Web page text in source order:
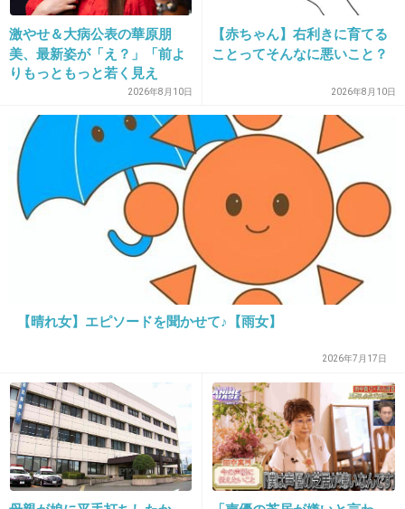
思うか）。おかげで、学年で団結していてイジ
メなんてなかった。そんな風にしてくれてたの
は、今までの先生の中で、その先生だけ。
個人の問題じゃなくて、クラスや同学年の問題
として考えてくれていました。
+27
タメ口というかオカマっぽい口調で話すのがイ
ラつきます。
オギママと違って本当に安っぽい口調でベタベ
激やせ＆大病公表の華原朋
美、最新姿が「え？」「前よ
りもっともっと若く見え
2026年8月10日
【赤ちゃん】右利きに育てる
ことってそんなに悪いこと？
2026年8月10日
【晴れ女】エピソードを聞かせて♪【雨女】
2026年7月17日